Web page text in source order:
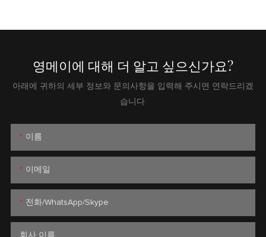
영메이에 대해 더 알고 싶으신가요?
아래에 귀하의 세부 정보와 문의사항을 입력해 주시면 연락드리겠
습니다.
이름
이메일
전화/WhatsApp/Skype
회사 이름